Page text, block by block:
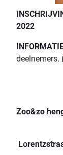
2022
deelnemers.
Zoo&zo